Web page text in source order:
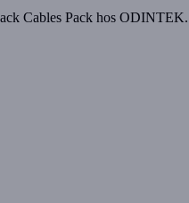
Cables Pack hos